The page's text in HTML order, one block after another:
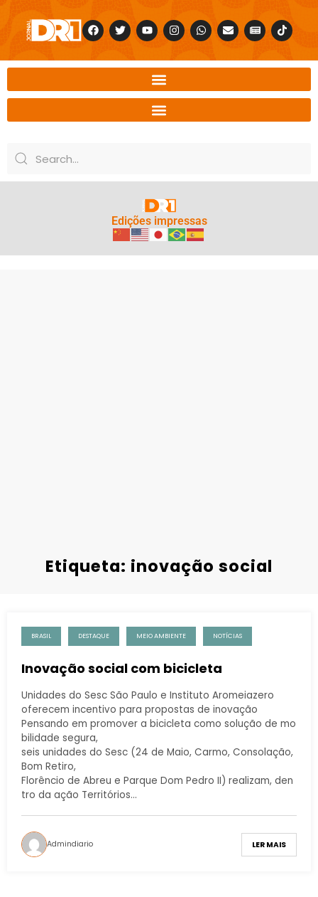
Edições impressas
Etiqueta: inovação social
BRASIL DESTAQUE MEIO AMBIENTE NOTÍCIAS
Inovação social com bicicleta
Unidades do Sesc São Paulo e Instituto Aromeiazero
oferecem incentivo para propostas de inovação
Pensando em promover a bicicleta como solução de mo
bilidade segura,
seis unidades do Sesc (24 de Maio, Carmo, Consolação,
Bom Retiro,
Florêncio de Abreu e Parque Dom Pedro II) realizam, den
tro da ação Territórios…
Admindiario LER MAIS